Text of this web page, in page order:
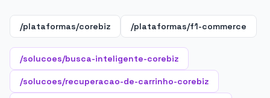
/plataformas/corebiz /plataformas/f1-commerce
/solucoes/busca-inteligente-corebiz
/solucoes/recuperacao-de-carrinho-corebiz